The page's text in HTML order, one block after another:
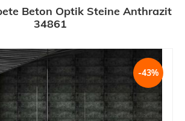
Beton Optik Steine Anthrazit
34861
-43%